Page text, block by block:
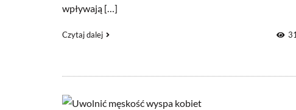
wpływają […]
Czytaj dalej 31